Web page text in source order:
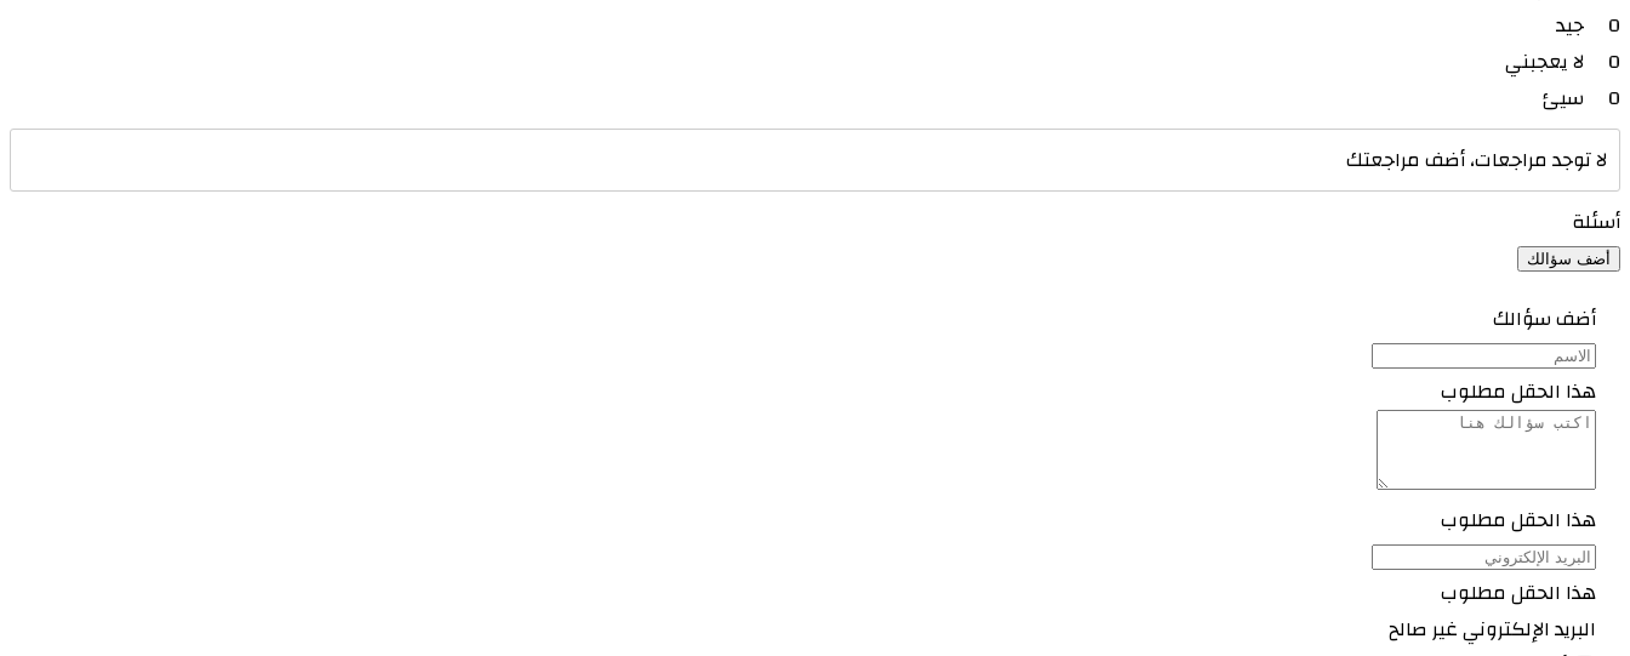
0
جيد
0
لا يعجبني
0
سيئ
لا توجد مراجعات، أضف مراجعتك
أسئلة
أضف سؤالك
أضف سؤالك
هذا الحقل مطلوب
هذا الحقل مطلوب
هذا الحقل مطلوب
البريد الإلكتروني غير صالح